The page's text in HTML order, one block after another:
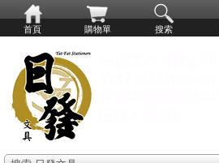
首頁 購物單 搜索